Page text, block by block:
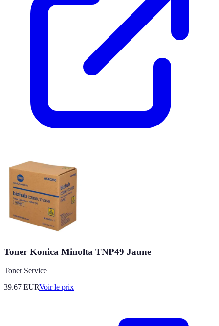
Toner Konica Minolta TNP49 Jaune
Toner Service
39.67 EURVoir le prix